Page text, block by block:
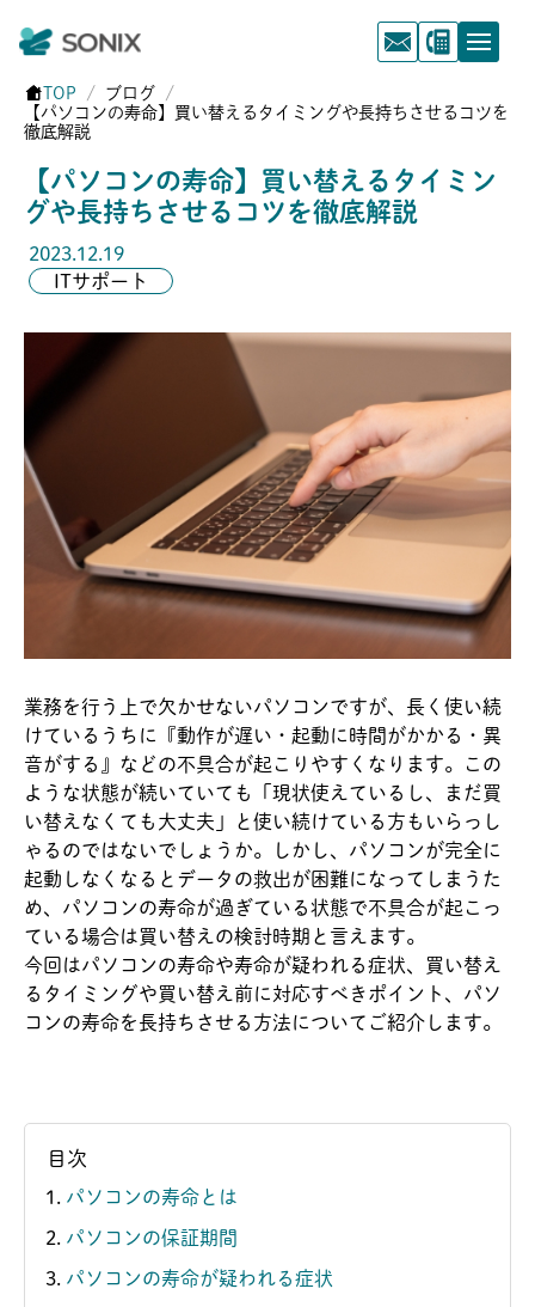
TOP
ブログ
【パソコンの寿命】買い替えるタイミングや長持ちさせるコツを
徹底解説
【パソコンの寿命】買い替えるタイミン
グや長持ちさせるコツを徹底解説
2023.12.19
ITサポート
業務を行う上で欠かせないパソコンですが、長く使い続
けているうちに『動作が遅い・起動に時間がかかる・異
音がする』などの不具合が起こりやすくなります。この
ような状態が続いていても「現状使えているし、まだ買
い替えなくても大丈夫」と使い続けている方もいらっし
ゃるのではないでしょうか。しかし、パソコンが完全に
起動しなくなるとデータの救出が困難になってしまうた
め、パソコンの寿命が過ぎている状態で不具合が起こっ
ている場合は買い替えの検討時期と言えます。
今回はパソコンの寿命や寿命が疑われる症状、買い替え
るタイミングや買い替え前に対応すべきポイント、パソ
コンの寿命を長持ちさせる方法についてご紹介します。
目次
パソコンの寿命とは
パソコンの保証期間
パソコンの寿命が疑われる症状